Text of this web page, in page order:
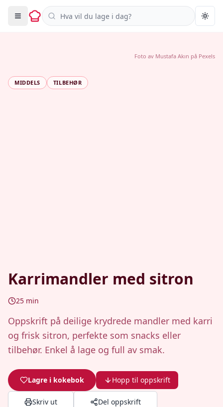
Søk i oppskrifter
MIDDELS TILBEHØR
Karrimandler med sitron
25 min
Oppskrift på deilige krydrede mandler med karri
og frisk sitron, perfekte som snacks eller
tilbehør. Enkel å lage og full av smak.
Lagre i kokebok Hopp til oppskrift
Skriv ut Del oppskrift
Foto av Mustafa Akın på Pexels